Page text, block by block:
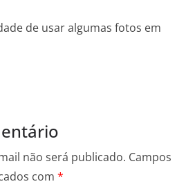
de usar algumas fotos em
não será publicado. Campos
com *